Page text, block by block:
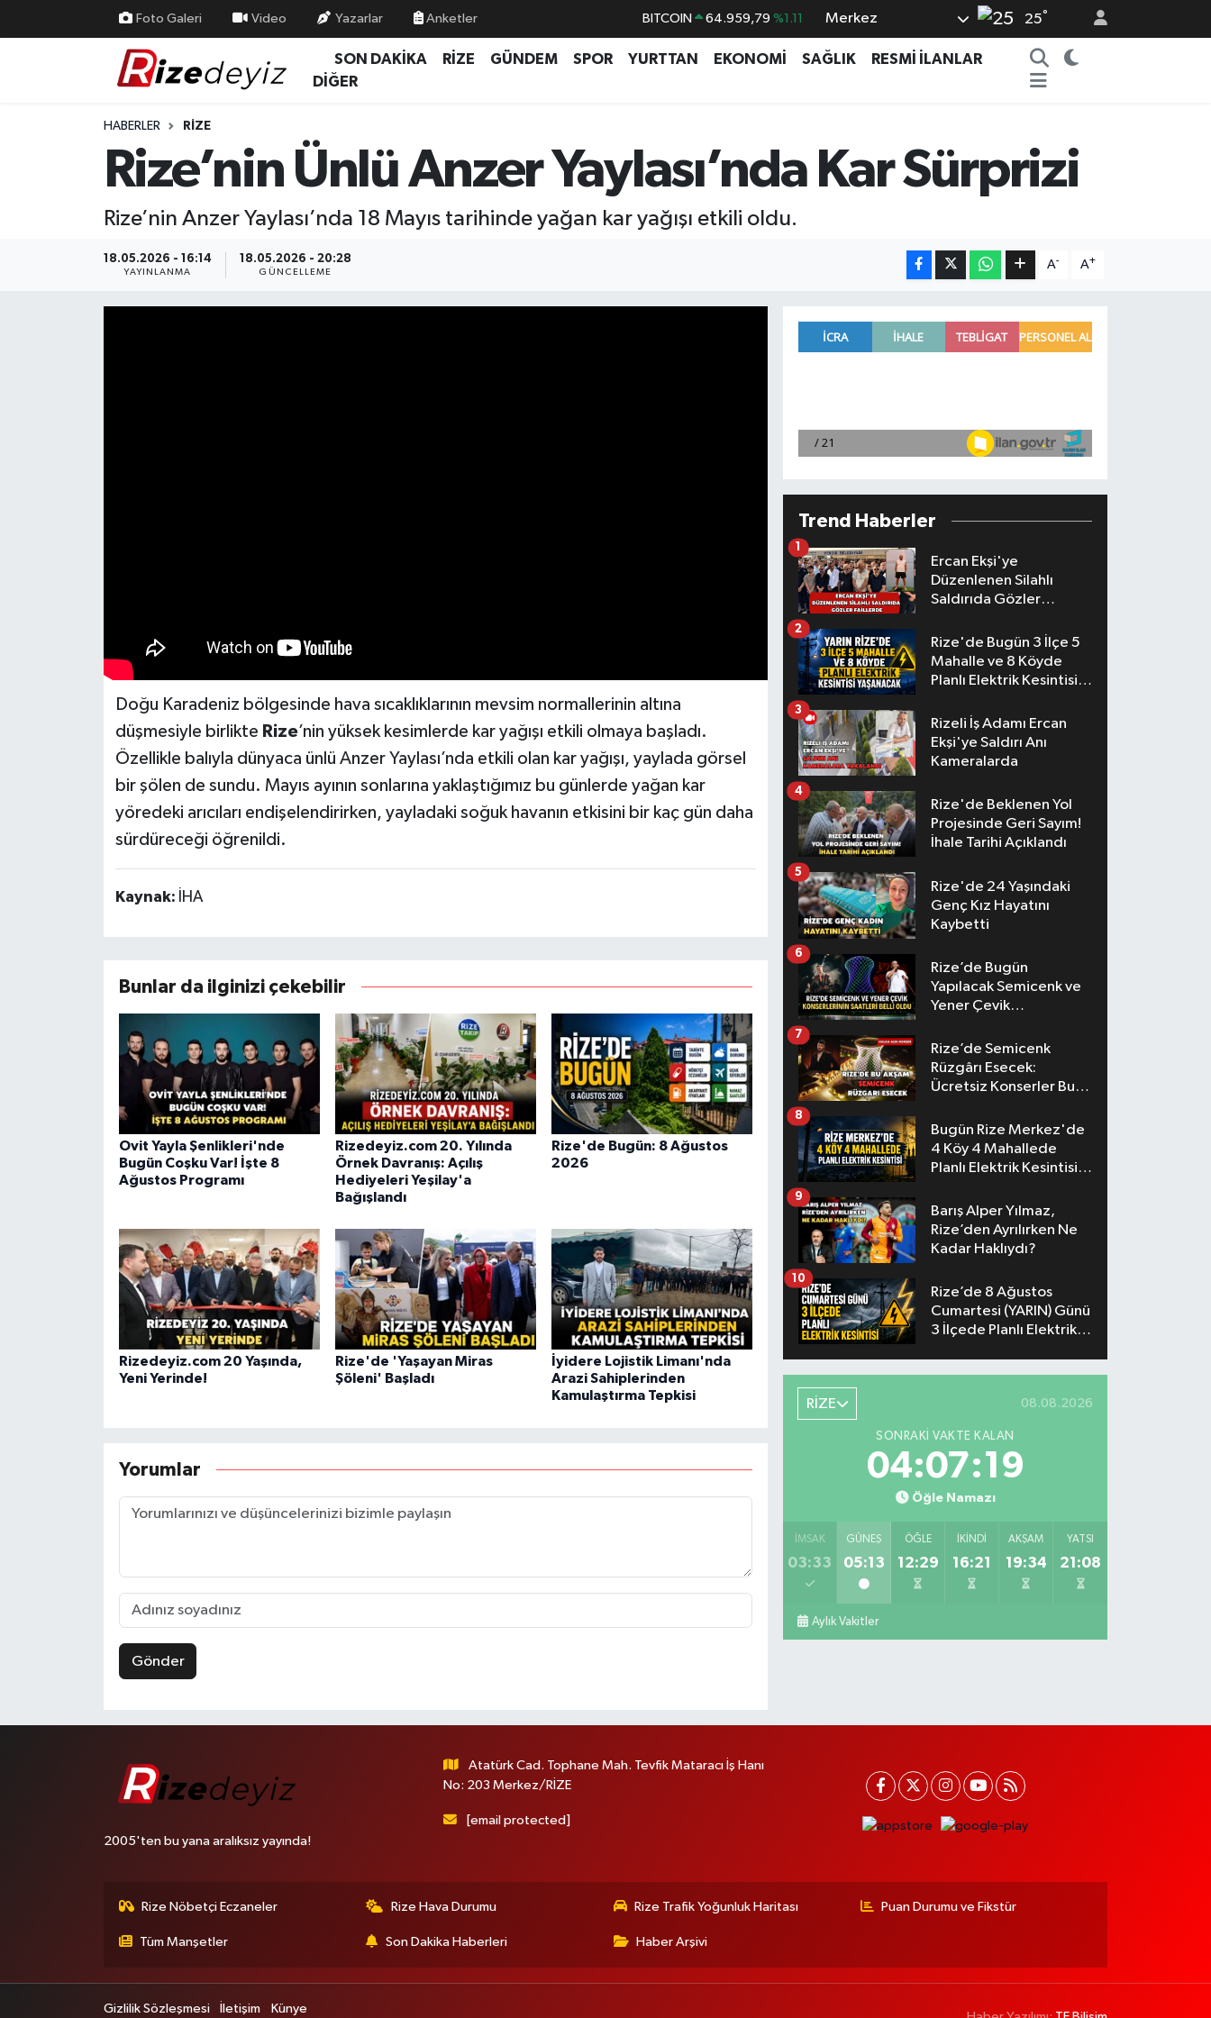
Foto Galeri Video Yazarlar Anketler BITCOIN 64.959,79 %1.11
DOLAR 47,7436 %0.18
GRAM ALTIN 6660.55 %0.03
BİST100 13.779 %-14
Merkez 25°
SON DAKİKA RİZE GÜNDEM SPOR YURTTAN EKONOMİ SAĞLIK
RESMİ İLANLAR
DİĞER
HABERLER RIZE
Rize’nin Ünlü Anzer Yaylası’nda Kar Sürprizi
Rize’nin Anzer Yaylası’nda 18 Mayıs tarihinde yağan kar yağışı etkili oldu.
18.05.2026 - 16:14
YAYINLANMA
18.05.2026 - 20:28
GÜNCELLEME
A- A+
Doğu Karadeniz bölgesinde hava sıcaklıklarının mevsim normallerinin altına
düşmesiyle birlikte Rize’nin yüksek kesimlerde kar yağışı etkili olmaya başladı.
Özellikle balıyla dünyaca ünlü Anzer Yaylası’nda etkili olan kar yağışı, yaylada görsel
bir şölen de sundu. Mayıs ayının sonlarına yaklaştığımız bu günlerde yağan kar
yöredeki arıcıları endişelendirirken, yayladaki soğuk havanın etkisini bir kaç gün daha
sürdüreceği öğrenildi.
Kaynak: İHA
Bunlar da ilginizi çekebilir
Ovit Yayla Şenlikleri'nde
Bugün Coşku Var! İşte 8
Ağustos Programı
Rizedeyiz.com 20. Yılında
Örnek Davranış: Açılış
Hediyeleri Yeşilay'a
Bağışlandı
Rize'de Bugün: 8 Ağustos
2026
Rizedeyiz.com 20 Yaşında,
Yeni Yerinde!
Rize'de 'Yaşayan Miras
Şöleni' Başladı
İyidere Lojistik Limanı'nda
Arazi Sahiplerinden
Kamulaştırma Tepkisi
Yorumlar
Gönder
Trend Haberler
Ercan Ekşi'ye
Düzenlenen Silahlı
Saldırıda Gözler
1
Rize'de Bugün 3 İlçe 5
Mahalle ve 8 Köyde
Planlı Elektrik Kesintisi
2
Rizeli İş Adamı Ercan
Ekşi'ye Saldırı Anı
Kameralarda
3
Rize'de Beklenen Yol
Projesinde Geri Sayım!
İhale Tarihi Açıklandı
4
Rize'de 24 Yaşındaki
Genç Kız Hayatını
Kaybetti
5
Rize’de Bugün
Yapılacak Semicenk ve
Yener Çevik
Belli Oldu
6
Rize’de Semicenk
Rüzgârı Esecek:
Ücretsiz Konserler Bu
7
Bugün Rize Merkez'de
4 Köy 4 Mahallede
Planlı Elektrik Kesintisi
8
Barış Alper Yılmaz,
Rize’den Ayrılırken Ne
Kadar Haklıydı?
9
Rize’de 8 Ağustos
Cumartesi (YARIN) Günü
3 İlçede Planlı Elektrik
10
RİZE 08.08.2026
SONRAKI VAKTE KALAN
04:07:19
Öğle Namazı
İMSAK
03:33
GÜNEŞ
05:13
ÖĞLE
12:29
İKINDI
16:21
AKŞAM
19:34
YATSI
21:08
Aylık Vakitler
2005'ten bu yana aralıksız yayında!
Atatürk Cad. Tophane Mah. Tevfik Mataracı İş Hanı
No: 203 Merkez/RİZE
[email protected]
Rize Nöbetçi Eczaneler Rize Hava Durumu Rize Trafik Yoğunluk Haritası Puan Durumu ve Fikstür
Tüm Manşetler Son Dakika Haberleri Haber Arşivi
Gizlilik Sözleşmesi İletişim Künye
Yurttan Haberler
Teknoloji
Rize Nöbetçi Eczaneler
Rize Trafik Yoğunluk Haritası
Tüm Manşetler